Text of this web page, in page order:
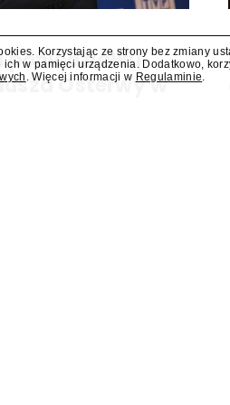
poniedziałku
Osterwy w
Korzystając ze strony bez zmiany
w pamięci urządzenia. Dodatkowo,
. Więcej informacji w Regulaminie.